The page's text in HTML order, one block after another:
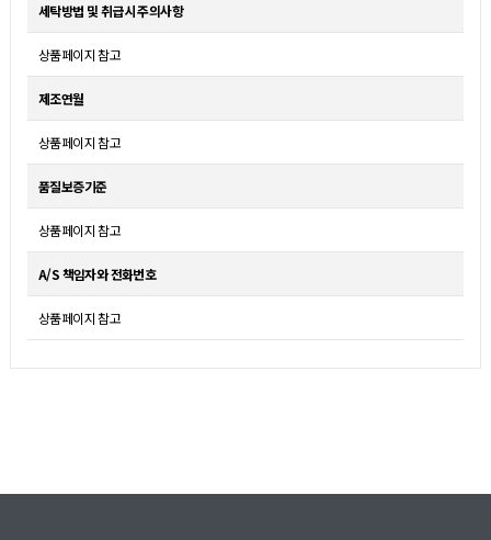
세탁방법 및 취급시 주의사항
상품페이지 참고
제조연월
상품페이지 참고
품질보증기준
상품페이지 참고
A/S 책임자와 전화번호
상품페이지 참고